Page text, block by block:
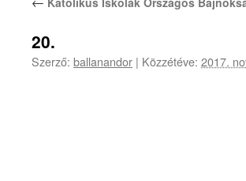
20.
Szerző: ballanandor | Közzétéve: 2017.